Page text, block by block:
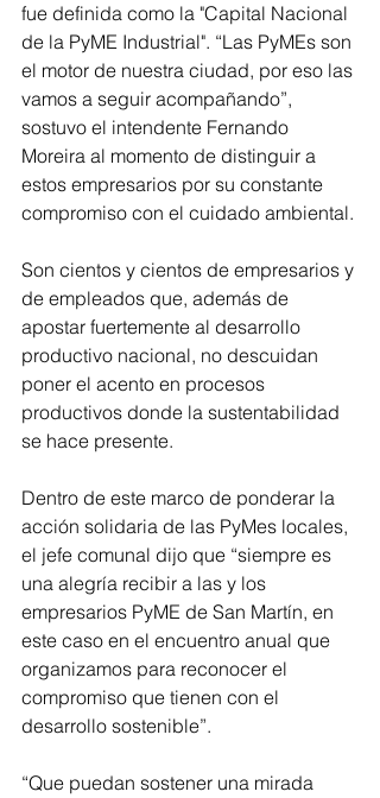
fue definida como la "Capital Nacional
de la PyME Industrial". “Las PyMEs son
el motor de nuestra ciudad, por eso las
vamos a seguir acompañando”,
sostuvo el intendente Fernando
Moreira al momento de distinguir a
estos empresarios por su constante
compromiso con el cuidado ambiental.
Son cientos y cientos de empresarios y
de empleados que, además de
apostar fuertemente al desarrollo
productivo nacional, no descuidan
poner el acento en procesos
productivos donde la sustentabilidad
se hace presente.
Dentro de este marco de ponderar la
acción solidaria de las PyMes locales,
el jefe comunal dijo que “siempre es
una alegría recibir a las y los
empresarios PyME de San Martín, en
este caso en el encuentro anual que
organizamos para reconocer el
compromiso que tienen con el
desarrollo sostenible”.
“Que puedan sostener una mirada